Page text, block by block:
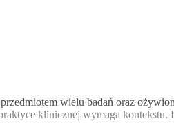
wielu badań oraz
klinicznej wymaga kontekstu.